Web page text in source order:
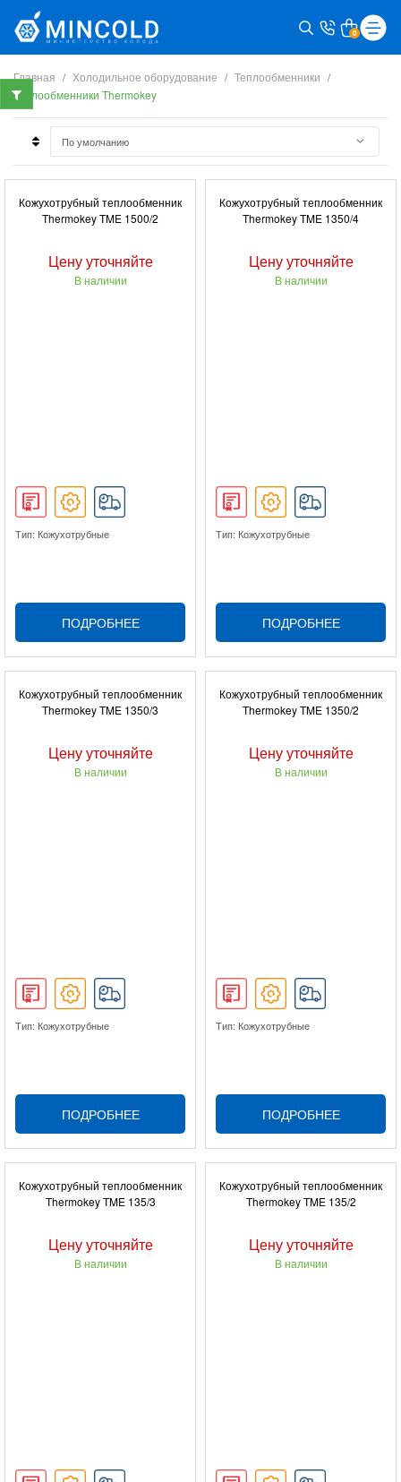
0
Главная Холодильное оборудование
Теплообменники
Теплообменники Thermokey
Кожухотрубный теплообменник
Thermokey TME 1500/2
Цену уточняйте
В наличии
Тип: Кожухотрубные
ПОДРОБНЕЕ
Кожухотрубный теплообменник
Thermokey TME 1350/4
Цену уточняйте
В наличии
Тип: Кожухотрубные
ПОДРОБНЕЕ
Кожухотрубный теплообменник
Thermokey TME 1350/3
Цену уточняйте
В наличии
Тип: Кожухотрубные
ПОДРОБНЕЕ
Кожухотрубный теплообменник
Thermokey TME 1350/2
Цену уточняйте
В наличии
Тип: Кожухотрубные
ПОДРОБНЕЕ
Кожухотрубный теплообменник
Thermokey TME 135/3
Цену уточняйте
В наличии
Кожухотрубный теплообменник
Thermokey TME 135/2
Цену уточняйте
В наличии